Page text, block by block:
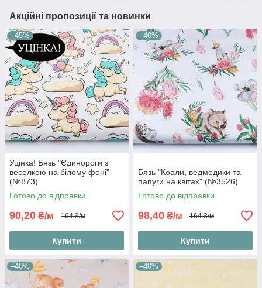
Акційні пропозиції та новинки
–45%
Уцінка! Бязь "Єдинороги з
веселкою на білому фоні"
(№873)
Готово до відправки
90,20 ₴/м 164 ₴/м
Купити
–40%
Бязь "Коали, ведмедики та
папуги на квітах" (№3526)
Готово до відправки
98,40 ₴/м 164 ₴/м
Купити
–40% –40%